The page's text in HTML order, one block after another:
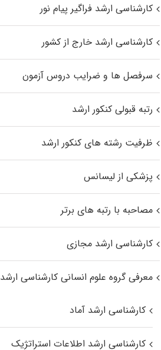
کارشناسی ارشد فراگیر پیام نور
کارشناسی ارشد خارج از کشور
سرفصل ها و ضرایب دروس آزمون
رتبه قبولی کنکور ارشد
ظرفیت رشته های کنکور ارشد
پزشکی از لیسانس
مصاحبه با رتبه های برتر
کارشناسی ارشد مجازی
معرفی گروه علوم انسانی کارشناسی ارشد
کارشناسی ارشد آماد
کارشناسی ارشد اطلاعات استراتژیک